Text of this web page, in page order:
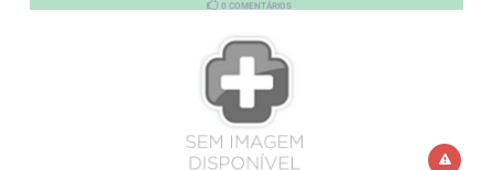
0 COMENTÁRIOS